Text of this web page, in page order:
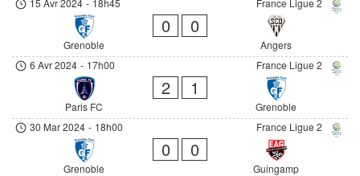
Grenoble
0 0
Angers
France Ligue 2
6 Avr 2024 - 17h00
Paris FC
2 1
Grenoble
France Ligue 2
30 Mar 2024 - 18h00
Grenoble
0 0
Guingamp